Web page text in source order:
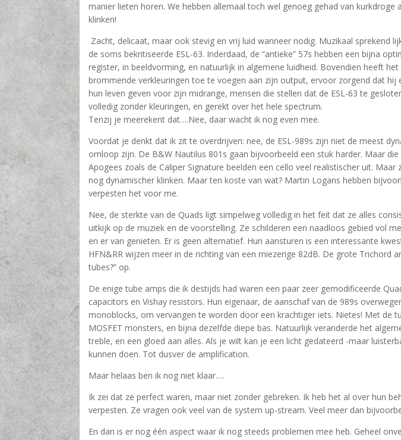
manier lieten horen. We hebben allemaal toch wel genoeg gehad van
klinken!
Zacht, delicaat, maar ook stevig en vrij luid wanneer nodig. Muzikaal sprekend
de soms bekritiseerde ESL-63. Inderdaad, de “antieke” 57s hebben een bijna
register, in beeldvorming, en natuurlijk in algemene luidheid. Bovendien heeft
brommende verkleuringen toe te voegen aan zijn output, ervoor zorgend dat
hun leven geven voor zijn midrange, mensen die stellen dat de ESL-63 te
volledig zonder kleuringen, en gerekt over het hele spectrum.
Tenzij je meerekent dat….Nee, daar wacht ik nog even mee.
Voordat je denkt dat ik zit te overdrijven: nee, de ESL-989s zijn niet de meest
omloop zijn. De B&W Nautilus 801s gaan bijvoorbeeld een stuk harder. Maar
Apogees zoals de Caliper Signature beelden een cello veel realistischer uit.
nog dynamischer klinken. Maar ten koste van wat? Martin Logans hebben
verpesten het voor me.
Nee, de sterkte van de Quads ligt simpelweg volledig in het feit dat ze alles
uitkijk op de muziek en de voorstelling. Ze schilderen een naadloos gebied vol
en er van genieten. Er is geen alternatief. Hun aansturen is een interessante
HFN&RR wijzen meer in de richting van een miezerige 82dB. De grote
tubes?” op.
De enige tube amps die ik destijds had waren een paar zeer gemodificeerde
capacitors en Vishay resistors. Hun eigenaar, de aanschaf van de 989s
monoblocks, om vervangen te worden door een krachtiger iets. Nietes! Met de
MOSFET monsters, en bijna dezelfde diepe bas. Natuurlijk veranderde het
treble, en een gloed aan alles. Als je wilt kan je een licht gedateerd -maar
kunnen doen. Tot dusver de amplification.
Maar helaas ben ik nog niet klaar….
Ik zei dat ze perfect waren, maar niet zonder gebreken. Ik heb het al over hun
verpesten. Ze vragen ook veel van de system up-stream. Veel meer dan
En dan is er nog één aspect waar ik nog steeds problemen mee heb. Geheel